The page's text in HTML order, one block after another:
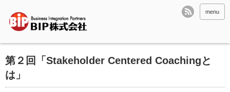
menu
第２回「Stakeholder Centered Coachingと
は」